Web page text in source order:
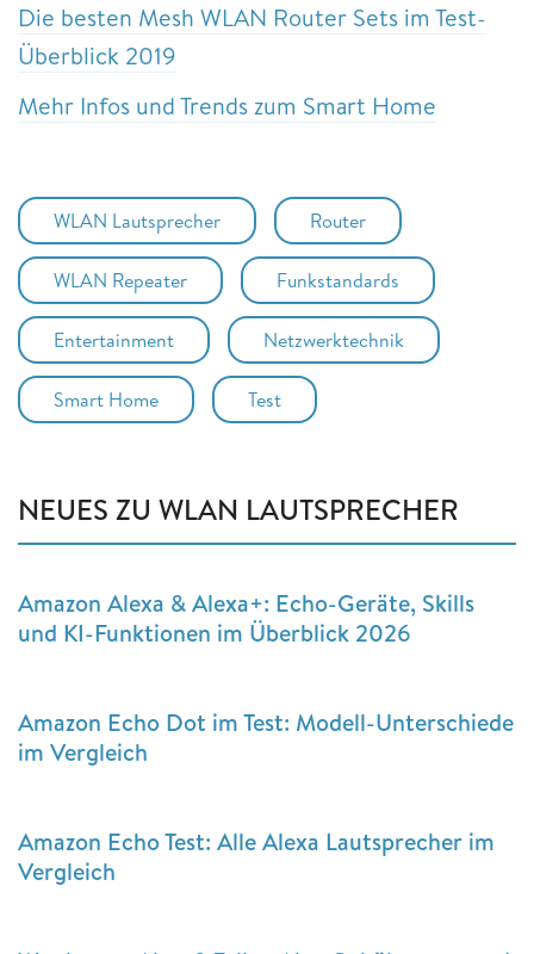
Die besten Mesh WLAN Router Sets im Test-
Überblick 2019
Mehr Infos und Trends zum Smart Home
WLAN Lautsprecher Router
WLAN Repeater Funkstandards
Entertainment Netzwerktechnik
Smart Home Test
NEUES ZU WLAN LAUTSPRECHER
Amazon Alexa & Alexa+: Echo-Geräte, Skills
und KI-Funktionen im Überblick 2026
Amazon Echo Dot im Test: Modell-Unterschiede
im Vergleich
Amazon Echo Test: Alle Alexa Lautsprecher im
Vergleich